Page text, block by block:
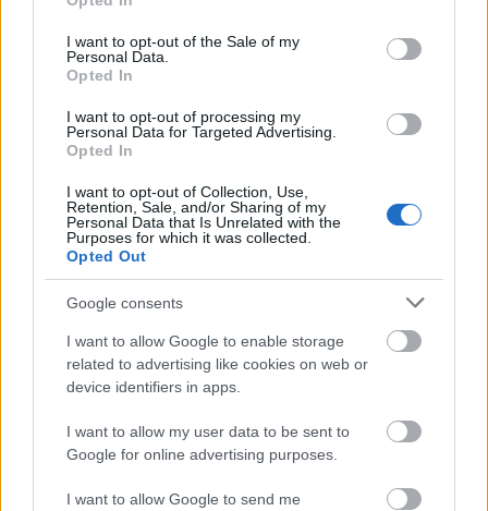
use your data for below specified purposes in below Google
consent section.
I want to opt-out of the Sale of my
Personal Data.
Opted In
I want to opt-out of processing my
Personal Data for Targeted Advertising.
Opted In
I want to opt-out of Collection, Use,
Retention, Sale, and/or Sharing of my
Personal Data that Is Unrelated with the
Purposes for which it was collected.
Opted Out
Google consents
I want to allow Google to enable storage
related to advertising like cookies on web or
device identifiers in apps.
I want to allow my user data to be sent to
Google for online advertising purposes.
I want to allow Google to send me
„Csonka évadot zárni nem felemelő
érzés"
mtothorsi•2020. július 15.
Megtartotta évadzáró társulati ülését a Tomcsa
Sándor Színház. A világjárvány próbára tette az